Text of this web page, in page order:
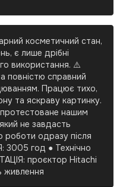
косметичний стан,
є лише дрібні
використання. ⚠️
повністю справний
Працює тихо,
та яскраву картинку.
нашим
не завдасть
роботи одразу після
год ● Технічно
проєктор Hitachi
живлення